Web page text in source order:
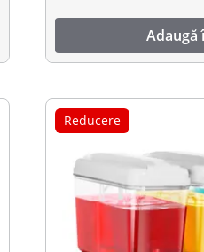
Adaugă
Reducere